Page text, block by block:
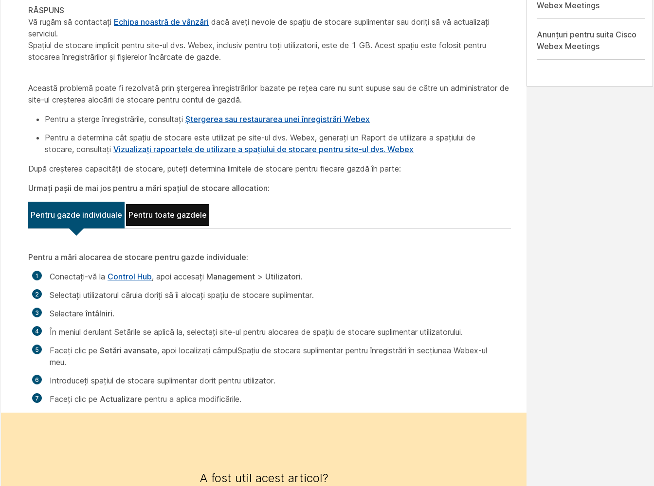
RĂSPUNS
Vă rugăm să contactați Echipa noastră de vânzări dacă aveți nevoie de spațiu de stocare suplimentar sau doriți să vă actualizați
serviciul.
Spațiul de stocare implicit pentru site-ul dvs. Webex, inclusiv pentru toți utilizatorii, este de 1 GB. Acest spațiu este folosit pentru
stocarea înregistrărilor și fișierelor încărcate de gazde.
Această problemă poate fi rezolvată prin ștergerea înregistrărilor bazate pe rețea care nu sunt supuse sau de către un administrator de
site-ul creșterea alocării de stocare pentru contul de gazdă.
Pentru a șterge înregistrările, consultați Ștergerea sau restaurarea unei înregistrări Webex
Pentru a determina cât spațiu de stocare este utilizat pe site-ul dvs. Webex, generați un Raport de utilizare a spațiului de
stocare, consultați Vizualizați rapoartele de utilizare a spațiului de stocare pentru site-ul dvs. Webex
După creșterea capacității de stocare, puteți determina limitele de stocare pentru fiecare gazdă în parte:
Urmați pașii de mai jos pentru a mări spațiul de stocare allocation:
Pentru gazde individuale Pentru toate gazdele
Pentru a mări alocarea de stocare pentru gazde individuale:
Conectați-vă la Control Hub, apoi accesați Management > Utilizatori.
Selectați utilizatorul căruia doriți să îi alocați spațiu de stocare suplimentar.
Selectareîntâlniri.
În meniul derulant Setările se aplică la, selectați site-ul pentru alocarea de spațiu de stocare suplimentar utilizatorului.
Faceți clic pe Setări avansate, apoi localizați câmpulSpațiu de stocare suplimentar pentru înregistrări în secțiunea Webex-ul
meu.
Introduceți spațiul de stocare suplimentar dorit pentru utilizator.
Faceți clic pe Actualizare pentru a aplica modificările.
A fost util acest articol?
Webex Meetings
Anunțuri pentru suita Cisco
Webex Meetings